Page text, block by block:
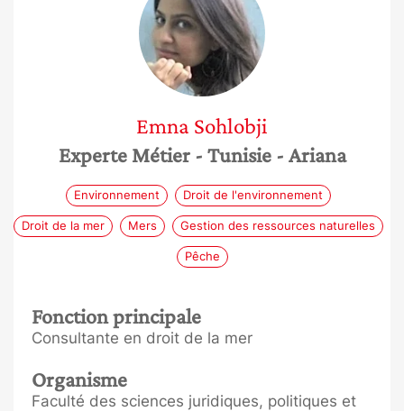
Emna Sohlobji
Experte Métier - Tunisie - Ariana
Environnement Droit de l'environnement
Droit de la mer Mers Gestion des ressources naturelles
Pêche
Fonction principale
Consultante en droit de la mer
Organisme
Faculté des sciences juridiques, politiques et